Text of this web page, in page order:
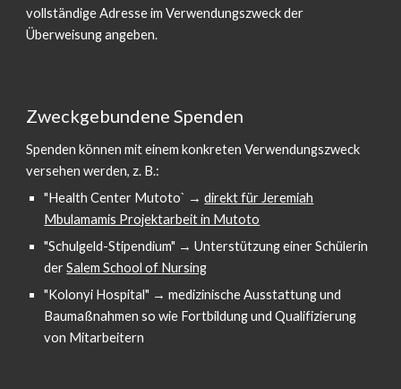
vollständige Adresse im Verwendungszweck der
Überweisung angeben.
Zweckgebundene Spenden
Spenden können mit einem konkreten Verwendungszweck
versehen werden, z. B.:
"Health Center Mutoto` →direkt für Jeremiah
Mbulamamis Projektarbeit in Mutoto
"Schulgeld-Stipendium" → Unterstützung einer Schülerin
derSalem School of Nursing
"Kolonyi Hospital" → medizinische Ausstattung und
Baumaßnahmen so wie Fortbildung und Qualifizierung
von Mitarbeitern